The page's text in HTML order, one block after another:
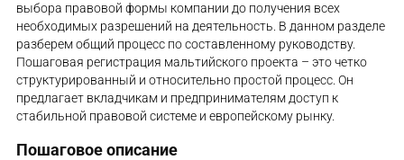
выбора правовой формы компании до получения всех
необходимых разрешений на деятельность. В данном разделе
разберем общий процесс по составленному руководству.
Пошаговая регистрация мальтийского проекта – это четко
структурированный и относительно простой процесс. Он
предлагает вкладчикам и предпринимателям доступ к
стабильной правовой системе и европейскому рынку.
Пошаговое описание